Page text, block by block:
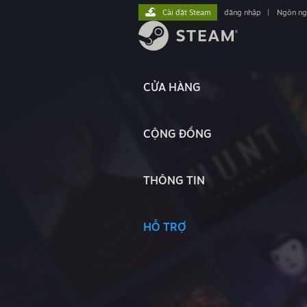
CỬA HÀNG
CỘNG ĐỒNG
THÔNG TIN
HỖ TRỢ
Cài đặt Steam đăng nhập Ngôn